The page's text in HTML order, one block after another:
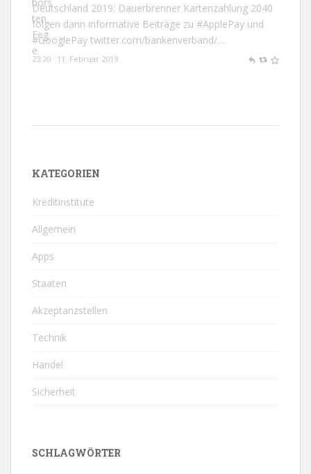
Deutschland 2019: Dauerbrenner Kartenzahlung 2040
folgen dann informative Beiträge zu #ApplePay und
#GooglePay twitter.com/bankenverband/…
23:20 · 11. Februar 2019
KATEGORIEN
Kreditinstitute
Allgemein
Apps
Staaten
Akzeptanzstellen
Technik
Handel
Sicherheit
SCHLAGWÖRTER